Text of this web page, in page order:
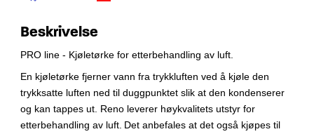
Beskrivelse
PRO line - Kjøletørke for etterbehandling av luft.
En kjøletørke fjerner vann fra trykkluften ved å kjøle den
trykksatte luften ned til duggpunktet slik at den kondenserer
og kan tappes ut. Reno leverer høykvalitets utstyr for
etterbehandling av luft. Det anbefales at det også kjøpes til